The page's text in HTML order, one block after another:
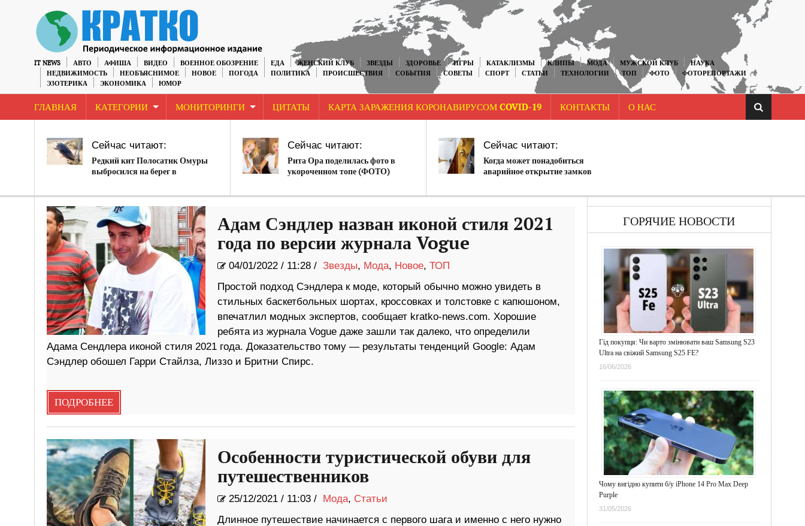
IT NEWS АВТО АФИША ВИДЕО ВОЕННОЕ ОБОЗРЕНИЕ ЕДА ЖЕНСКИЙ КЛУБ ЗВЕЗДЫ ЗДОРОВЬЕ ИГРЫ КАТАКЛИЗМЫ КЛИПЫ МОДА МУЖСКОЙ КЛУБ
НАУКА
НЕДВИЖИМОСТЬ
НЕОБЪЯСНИМОЕ НОВОЕ ПОГОДА ПОЛИТИКА ПРОИСШЕСТВИЯ СОБЫТИЯ СОВЕТЫ СПОРТ СТАТЬИ ТЕХНОЛОГИИ ТОП ФОТО
ФОТОРЕПОРТАЖИ
ЭЗОТЕРИКА
ЭКОНОМИКА ЮМОР
ГЛАВНАЯ КАТЕГОРИИ МОНИТОРИНГИ ЦИТАТЫ КАРТА ЗАРАЖЕНИЯ КОРОНАВИРУСОМ COVID-19 КОНТАКТЫ О НАС
Сейчас читают:
Редкий кит Полосатик Омуры
выбросился на берег в
Сейчас читают:
Рита Ора поделилась фото в
укороченном топе (ФОТО)
Сейчас читают:
Когда может понадобиться
аварийное открытие замков
Адам Сэндлер назван иконой стиля 2021
года по версии журнала Vogue
04/01/2022/ 11:28 / Звезды, Мода, Новое, ТОП
Простой подход Сэндлера к моде, который обычно можно увидеть в
стильных баскетбольных шортах, кроссовках и толстовке с капюшоном,
впечатлил модных экспертов, сообщает kratko-news.com. Хорошие
ребята из журнала Vogue даже зашли так далеко, что определили
Адама Сендлера иконой стиля 2021 года. Доказательство тому — результаты тенденций Google: Адам
Сэндлер обошел Гарри Стайлза, Лиззо и Бритни Спирс.
ПОДРОБНЕЕ
Особенности туристической обуви для
путешественников
25/12/2021/ 11:03 / Мода, Статьи
Длинное путешествие начинается с первого шага и именно с него нужно
ГОРЯЧИЕ НОВОСТИ
Гід покупця: Чи варто змінювати ваш Samsung S23
Ultra на свіжий Samsung S25 FE?
16/06/2026
Чому вигідно купити б/у iPhone 14 Pro Max Deep
Purple
31/05/2026